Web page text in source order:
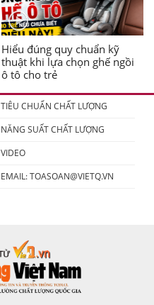
Hiểu đúng quy chuẩn kỹ
thuật khi lựa chọn ghế ngồi
ô tô cho trẻ
TIÊU CHUẨN CHẤT LƯỢNG
NĂNG SUẤT CHẤT LƯỢNG
VIDEO
EMAIL:TOASOAN@VIETQ.VN